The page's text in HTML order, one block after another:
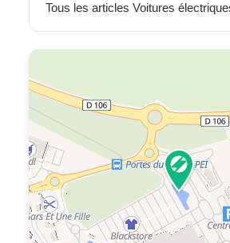
Tous les articles Voitures